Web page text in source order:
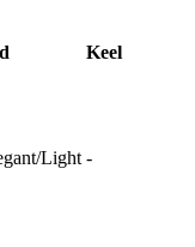
Keel
Light -